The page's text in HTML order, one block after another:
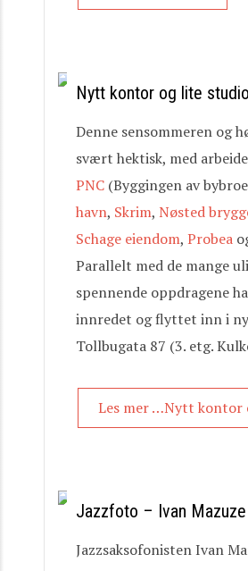
Nytt kontor og lite studio
Denne sensommeren og
svært hektisk, med
PNC (Byggingen av
havn, Skrim, Nøsted
Schage eiendom, Probea
Parallelt med de mange
spennende oppdragene
innredet og flyttet inn i
Tollbugata 87 (3. etg.
Les mer …Nytt kontor
Jazzfoto – Ivan Mazuze
Jazzsaksofonisten Ivan